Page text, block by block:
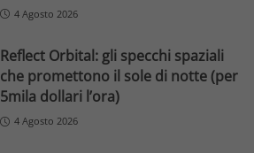
4 Agosto 2026
Reflect Orbital: gli specchi spaziali
che promettono il sole di notte (per
5mila dollari l’ora)
4 Agosto 2026